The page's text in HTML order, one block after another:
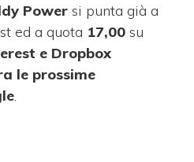
Power si punta già a
ed a quota 17,00 su
e Dropbox
le prossime
.